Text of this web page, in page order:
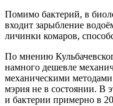
Помимо бактерий, в
входит зарыбление
личинки комаров,
По мнению
намного дешевле
механическими
мэрия не в состоянии. В
и бактерии примерно в